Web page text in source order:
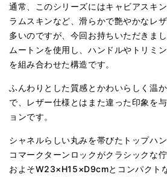
通常、このシリーズにはキャビアスキ
ラムスキンなど、滑らかで艶やかなレ
多いのですが、今回お持ちいただきま
ムートンを使用し、ハンドルやトリミ
を組み合わせた構造です。
ふんわりとした質感とかわいらしく温
で、レザー仕様とはまた違った印象を
ョンです。
シャネルらしい丸みを帯びたトップハ
コマークターンロックがクラシックな
およそW23×H15×D9cmとコンパクト